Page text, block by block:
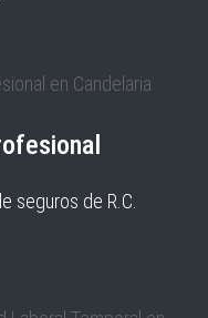
seguros de R.C.